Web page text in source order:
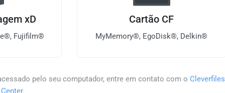
xD
Fujifilm®
Cartão CF
MyMemory®, EgoDisk®, Delkin®
pelo seu computador, entre em contato com o Cleverfiles
.